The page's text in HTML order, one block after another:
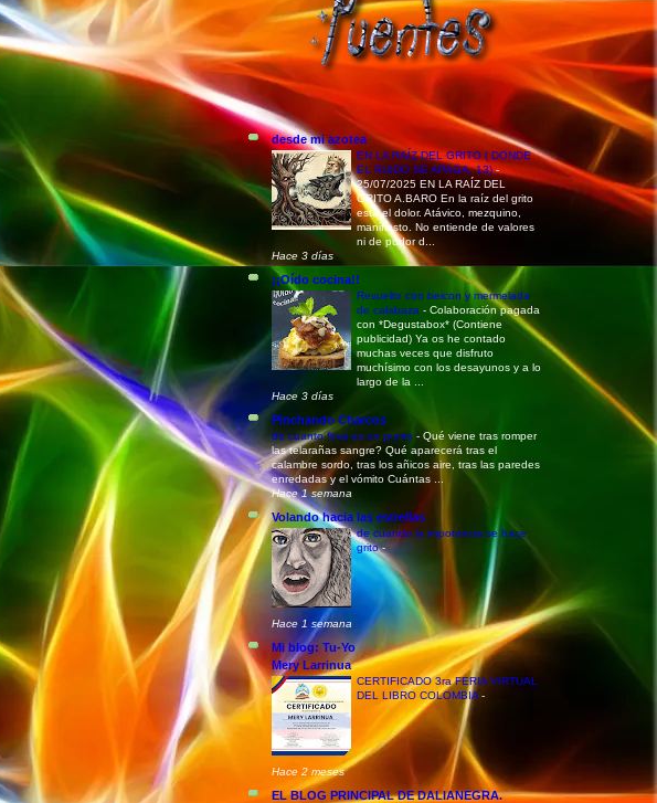
desde mi azotea
EN LA RAÍZ DEL GRITO ( DONDE
EL RUIDO SE APAGA, 13)-
25/07/2025 EN LA RAÍZ DEL
GRITO A.BARO En la raíz del grito
está el dolor. Atávico, mezquino,
manifiesto. No entiende de valores
ni de pudor d...
Hace 3 días
¡¡Oído cocina!!
Revuelto con beicon y mermelada
de calabaza - Colaboración pagada
con *Degustabox* (Contiene
publicidad) Ya os he contado
muchas veces que disfruto
muchísimo con los desayunos y a lo
largo de la ...
Hace 3 días
Pinchando Charcos
de cuanto final es un punto - Qué viene tras romper
las telarañas sangre? Qué aparecerá tras el
calambre sordo, tras los añicos aire, tras las paredes
enredadas y el vómito Cuántas ...
Hace 1 semana
Volando hacia las estrellas
de cuando la impotencia se hace
grito-
Hace 1 semana
Mi blog: Tu-Yo
Mery Larrinua
CERTIFICADO 3ra FERIA VIRTUAL
DEL LIBRO COLOMBIA -
Hace 2 meses
EL BLOG PRINCIPAL DE DALIANEGRA.